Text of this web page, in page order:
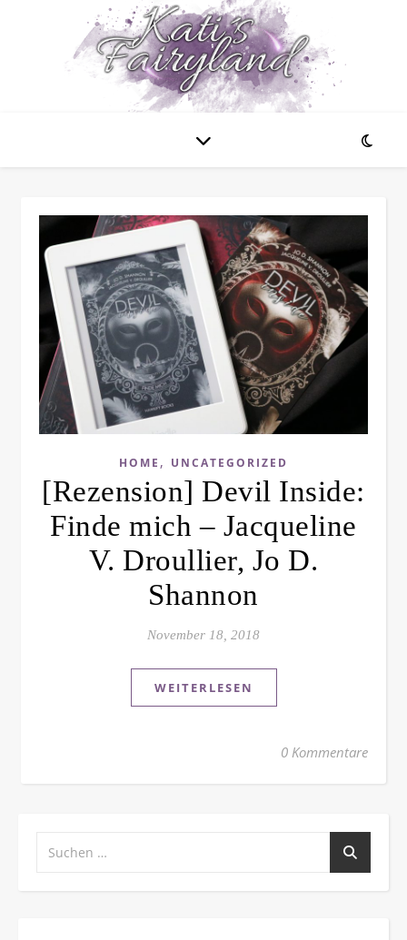
HOME , UNCATEGORIZED
[Rezension] Devil Inside:
Finde mich – Jacqueline
V. Droullier, Jo D.
Shannon
November 18, 2018
WEITERLESEN
0 Kommentare